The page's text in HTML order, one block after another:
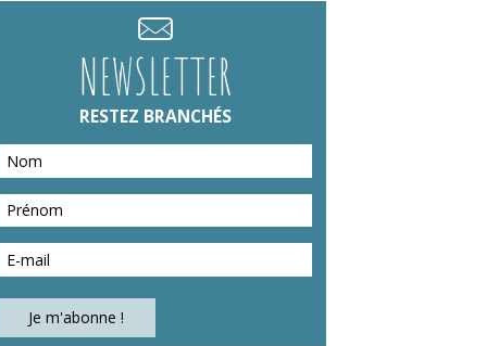
NEWSLETTER
RESTEZ BRANCHÉS